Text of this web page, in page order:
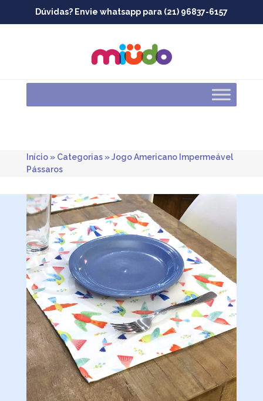
Dúvidas? Envie whatsapp para (21) 96837-6157
Início» Categorias»Jogo Americano Impermeável
Pássaros